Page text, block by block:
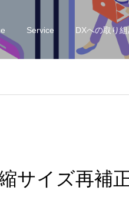
Service DXへの取り
サイズ再補